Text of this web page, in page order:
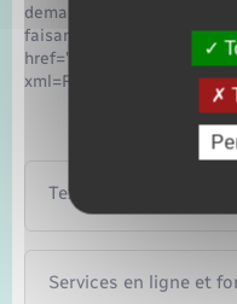
demander l'ouverture d'un
faisant valoir votre <a
href="https://
xml=F2417">droit au
Textes de référence
Services en ligne et